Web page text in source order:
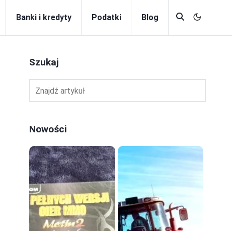
Banki i kredyty Podatki Blog
Szukaj
Nowości